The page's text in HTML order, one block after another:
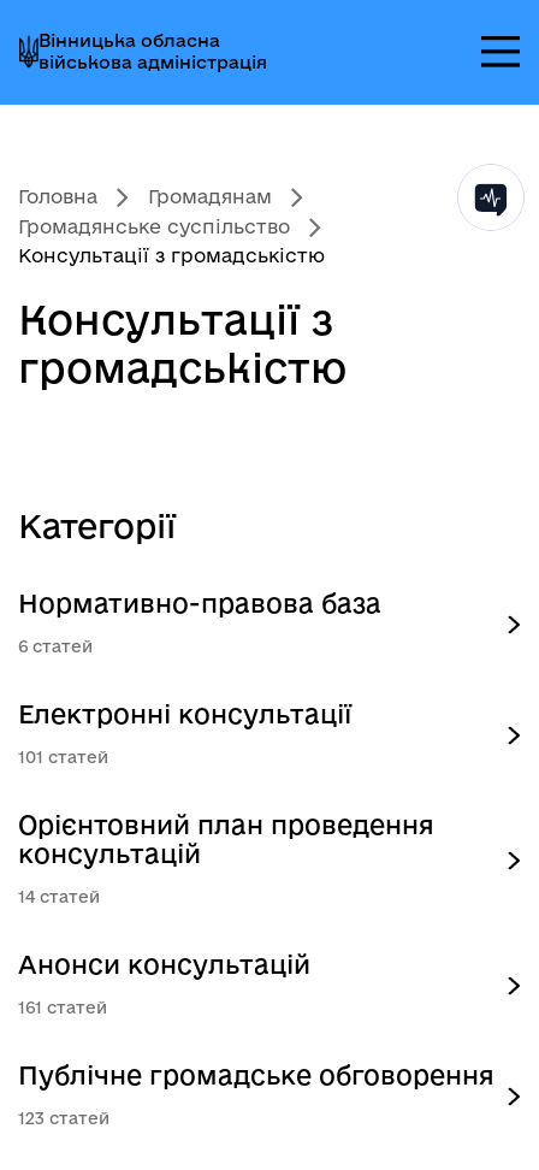
до
головного
меню
до
головного
вмісту
до
головного
колонтитула
Вінницька обласна
військова адміністрація
Головна
Громадянам
Громадянське суспільство
Консультації з громадськістю
Консультації з
громадськістю
Категорії
Нормативно-правова база
6
Електронні консультації
101
Орієнтовний план проведення
консультацій
14
Анонси консультацій
161
Публічне громадське обговорення
123